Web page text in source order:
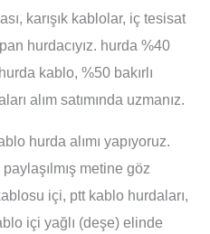
karışık kablolar, iç tesisat
hurdacıyız. hurda %40
kablo, %50 bakırlı
alım satımında uzmanız.
hurda alımı yapıyoruz.
paylaşılmış metine göz
içi, ptt kablo hurdaları,
içi yağlı (deşe) elinde